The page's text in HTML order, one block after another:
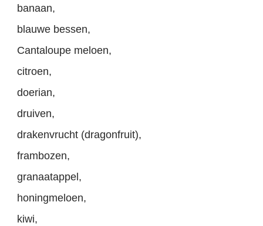
banaan,
blauwe bessen,
Cantaloupe meloen,
citroen,
doerian,
druiven,
drakenvrucht (dragonfruit),
frambozen,
granaatappel,
honingmeloen,
kiwi,